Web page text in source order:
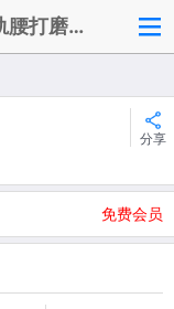
中创智达GYM-1.2型锂电轨腰打磨机工作模式
分享
免费会员